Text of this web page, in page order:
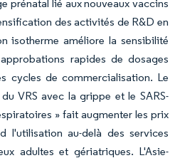
prénatal lié aux nouveaux vaccins
des activités de R&D en
isotherme améliore la sensibilité
rapides de dosages
cycles de commercialisation. Le
VRS avec la grippe et le SARS-
» fait augmenter les prix
l'utilisation au-delà des services
adultes et gériatriques. L'Asie-